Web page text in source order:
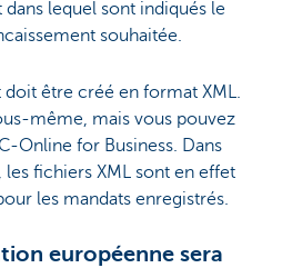
lequel sont indiqués le
souhaitée.
être créé en format XML.
même, mais vous pouvez
Online for Business. Dans
fichiers XML sont en effet
les mandats enregistrés.
européenne sera